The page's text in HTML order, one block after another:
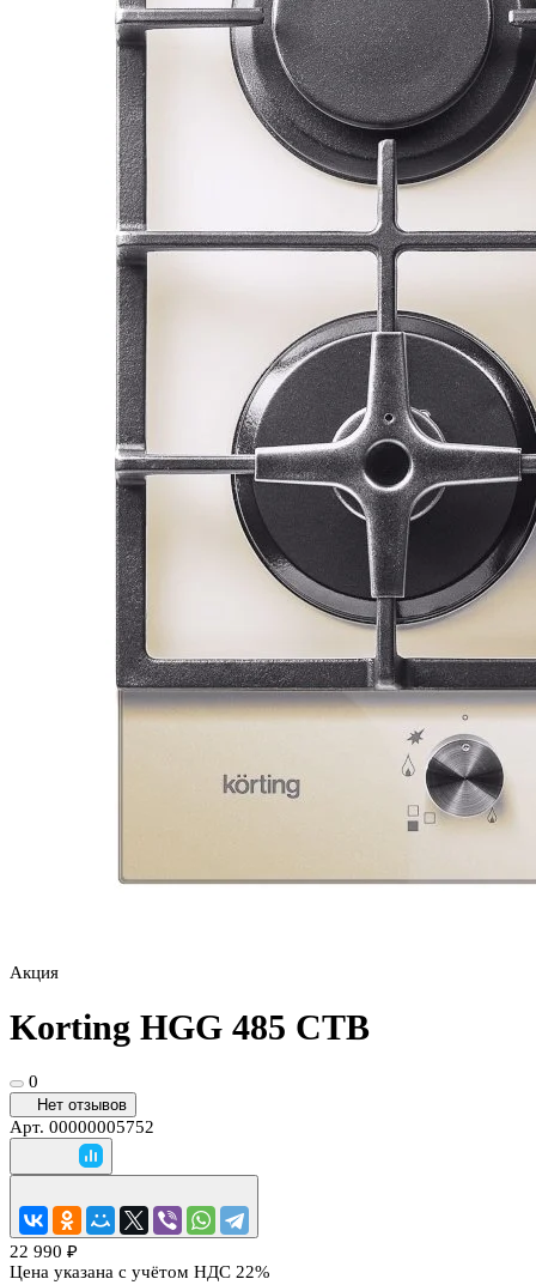
Акция
Korting HGG 485 CTB
0
Нет отзывов
Арт. 00000005752
22 990 ₽
Цена указана с учётом НДС 22%